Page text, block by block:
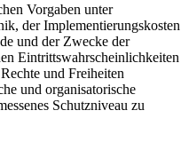
Vorgaben unter
der Implementierungskosten
und der Zwecke der
Eintrittswahrscheinlichkeiten
und Freiheiten
und organisatorische
Schutzniveau zu